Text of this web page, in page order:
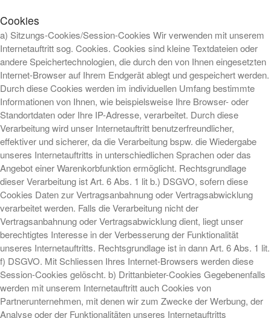
Cookies
a) Sitzungs-Cookies/Session-Cookies Wir verwenden mit unserem
Internetauftritt sog. Cookies. Cookies sind kleine Textdateien oder
andere Speichertechnologien, die durch den von Ihnen eingesetzten
Internet-Browser auf Ihrem Endgerät ablegt und gespeichert werden.
Durch diese Cookies werden im individuellen Umfang bestimmte
Informationen von Ihnen, wie beispielsweise Ihre Browser- oder
Standortdaten oder Ihre IP-Adresse, verarbeitet. Durch diese
Verarbeitung wird unser Internetauftritt benutzerfreundlicher,
effektiver und sicherer, da die Verarbeitung bspw. die Wiedergabe
unseres Internetauftritts in unterschiedlichen Sprachen oder das
Angebot einer Warenkorbfunktion ermöglicht. Rechtsgrundlage
dieser Verarbeitung ist Art. 6 Abs. 1 lit b.) DSGVO, sofern diese
Cookies Daten zur Vertragsanbahnung oder Vertragsabwicklung
verarbeitet werden. Falls die Verarbeitung nicht der
Vertragsanbahnung oder Vertragsabwicklung dient, liegt unser
berechtigtes Interesse in der Verbesserung der Funktionalität
unseres Internetauftritts. Rechtsgrundlage ist in dann Art. 6 Abs. 1 lit.
f) DSGVO. Mit Schliessen Ihres Internet-Browsers werden diese
Session-Cookies gelöscht. b) Drittanbieter-Cookies Gegebenenfalls
werden mit unserem Internetauftritt auch Cookies von
Partnerunternehmen, mit denen wir zum Zwecke der Werbung, der
Analyse oder der Funktionalitäten unseres Internetauftritts